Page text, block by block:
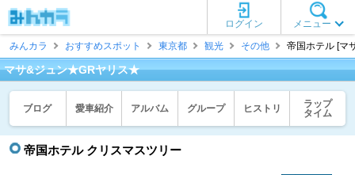
メニュー
ログイン
みんカラ
おすすめスポット 東京都 観光 その他 帝国ホテル [
マサ&ジュン★GRヤリス★
ブログ 愛車紹介 アルバム グループ ヒストリ
ラップ
タイム
帝国ホテル クリスマスツリー